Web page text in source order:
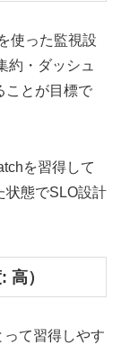
使った監視設
約・ダッシュ
ことが目標で
を習得して
状態でSLO設計
）
て習得しやす